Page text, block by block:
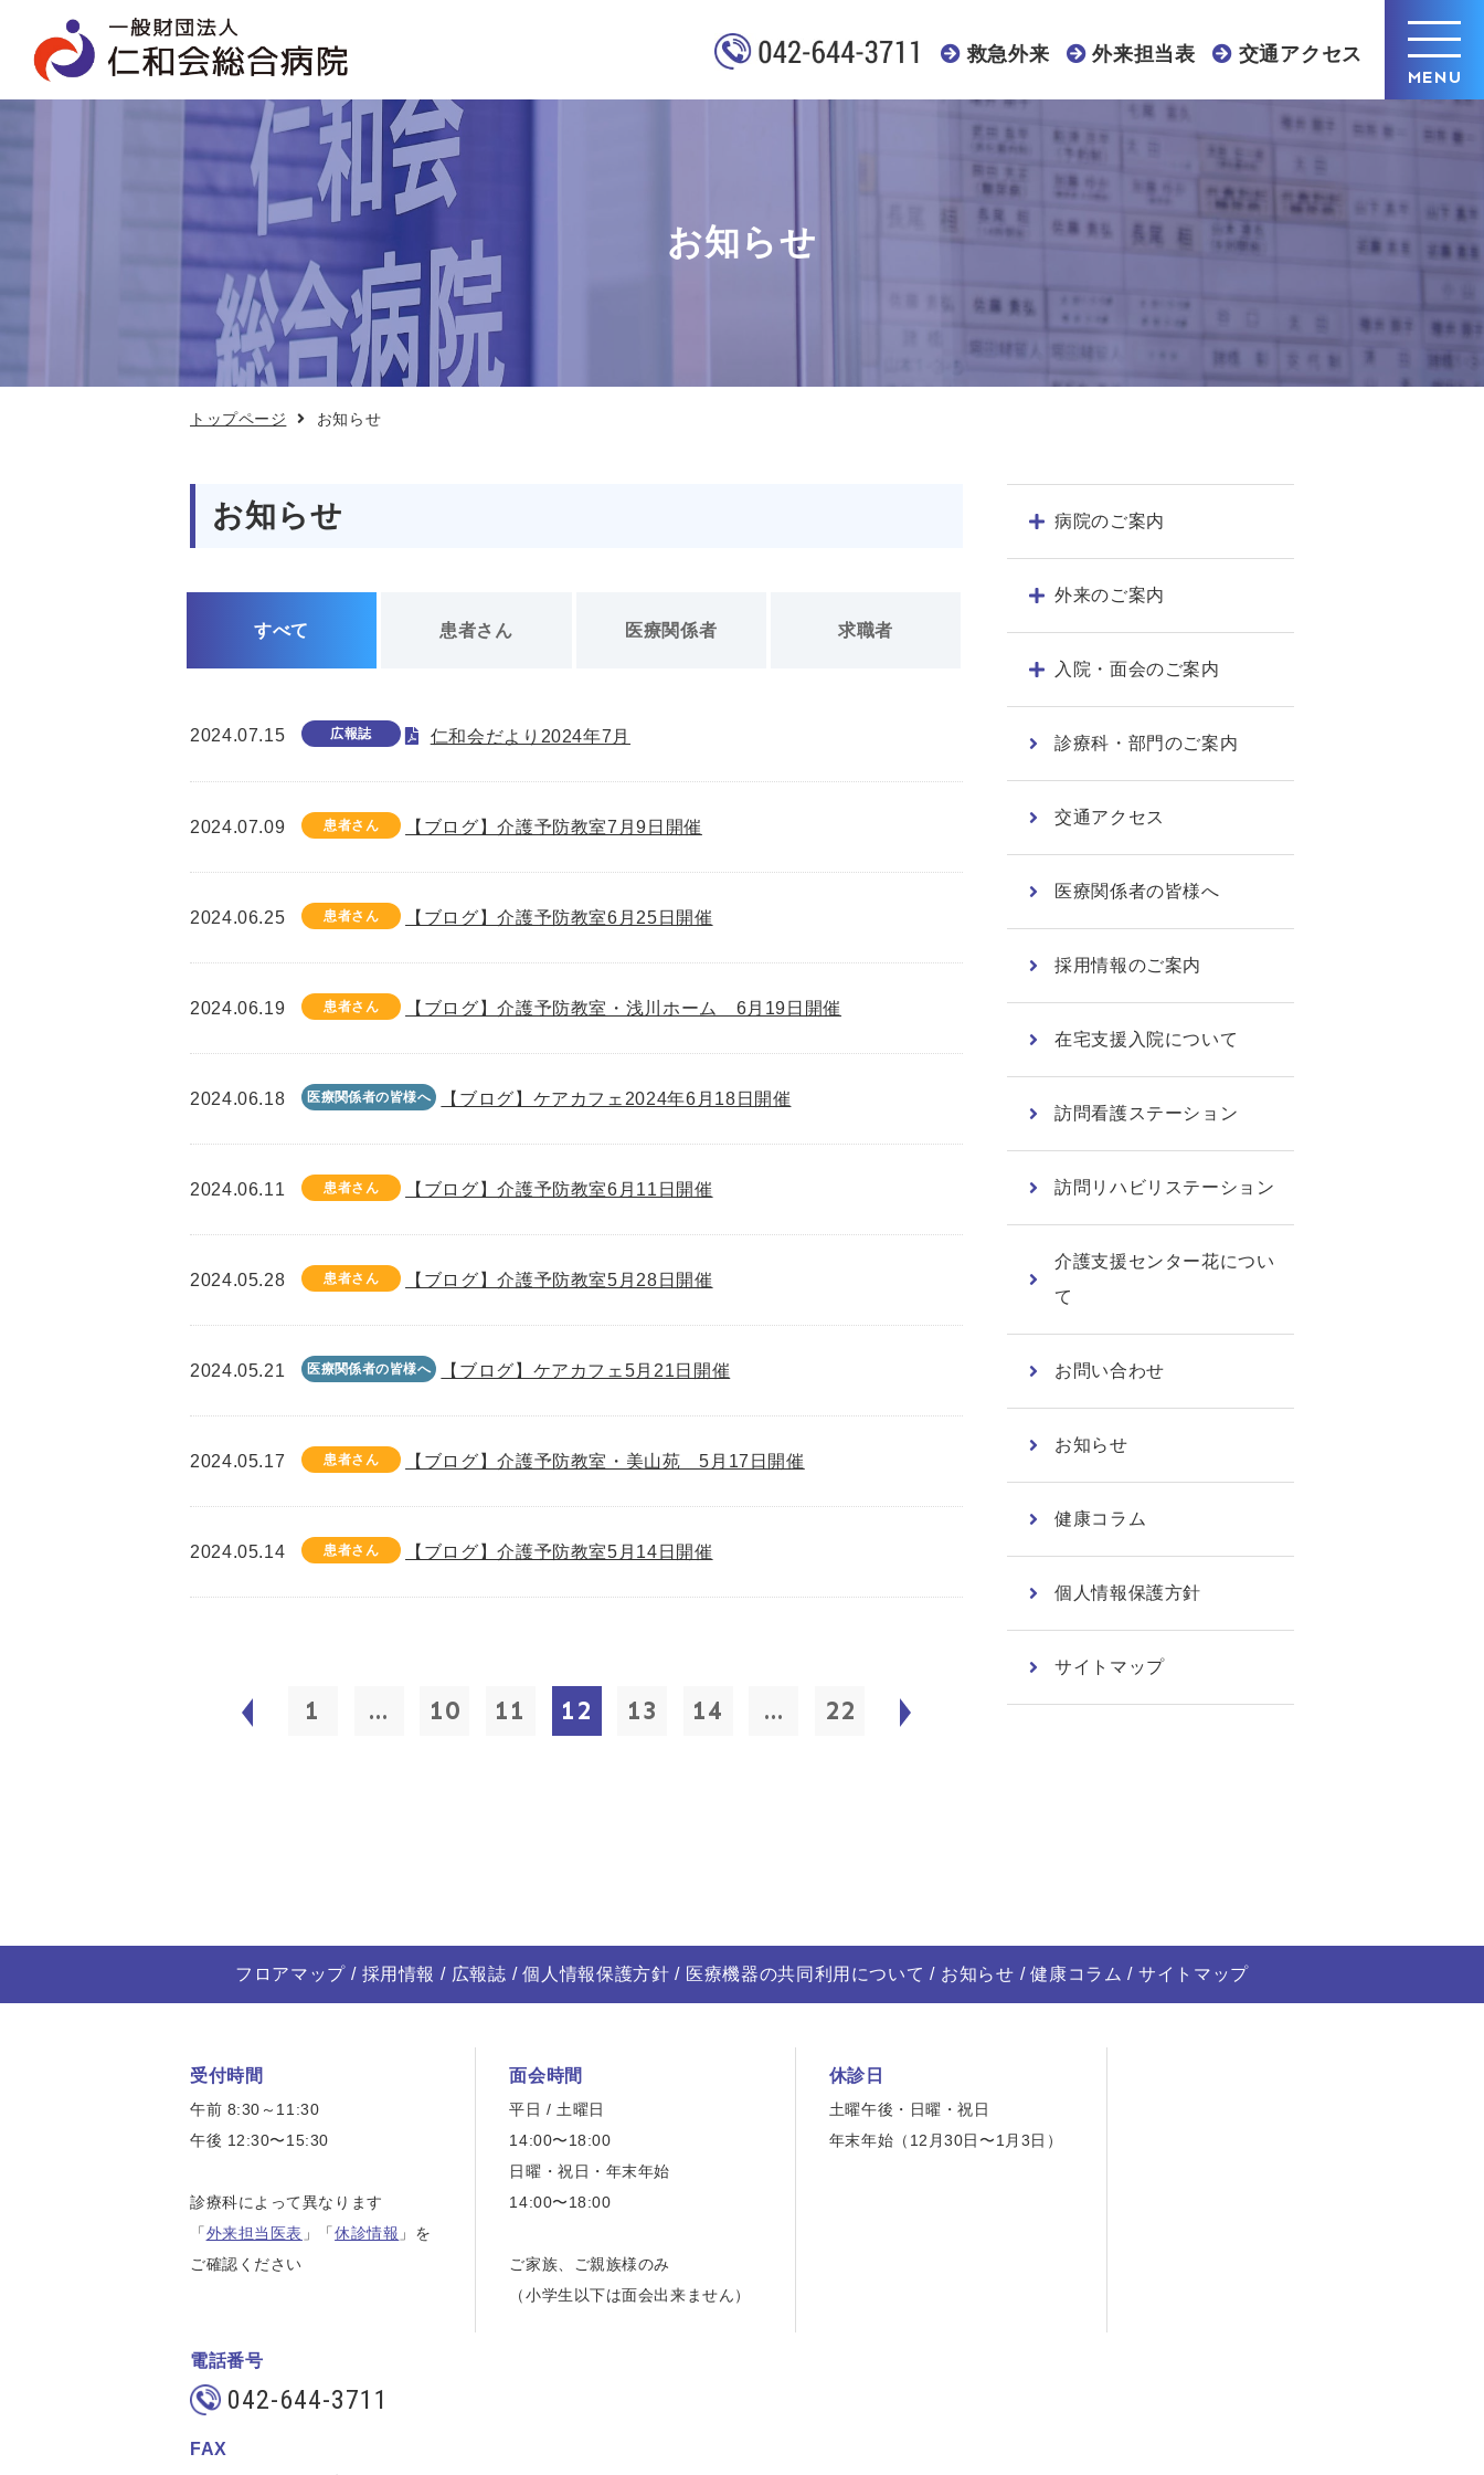
救急外来 外来担当表 交通アクセス
MENU
お知らせ
トップページ お知らせ
お知らせ
すべて 患者さん 医療関係者 求職者
2024.07.15 広報誌 仁和会だより2024年7月
2024.07.09 患者さん 【ブログ】介護予防教室7月9日開催
2024.06.25 患者さん 【ブログ】介護予防教室6月25日開催
2024.06.19 患者さん 【ブログ】介護予防教室・浅川ホーム 6月19日開催
2024.06.18 医療関係者の皆様へ 【ブログ】ケアカフェ2024年6月18日開催
2024.06.11 患者さん 【ブログ】介護予防教室6月11日開催
2024.05.28 患者さん 【ブログ】介護予防教室5月28日開催
2024.05.21 医療関係者の皆様へ 【ブログ】ケアカフェ5月21日開催
2024.05.17 患者さん 【ブログ】介護予防教室・美山苑 5月17日開催
2024.05.14 患者さん 【ブログ】介護予防教室5月14日開催
1 ... 10 11 12 13 14 ... 22
病院のご案内
外来のご案内
入院・面会のご案内
診療科・部門のご案内
交通アクセス
医療関係者の皆様へ
採用情報のご案内
在宅支援入院について
訪問看護ステーション
訪問リハビリステーション
介護支援センター花につい
て
お問い合わせ
お知らせ
健康コラム
個人情報保護方針
サイトマップ
フロアマップ 採用情報 広報誌 個人情報保護方針 医療機器の共同利用について お知らせ 健康コラム サイトマップ
受付時間
午前 8:30～11:30
午後 12:30〜15:30
診療科によって異なります
「外来担当医表 」「休診情報 」を
ご確認ください
面会時間
平日 / 土曜日
14:00〜18:00
日曜・祝日・年末年始
14:00〜18:00
ご家族、ご親族様のみ
（小学生以下は面会出来ません）
休診日
土曜午後・日曜・祝日
年末年始（12月30日〜1月3日）
電話番号
042-644-3711
FAX